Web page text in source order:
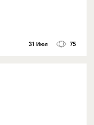
31 Июл 75